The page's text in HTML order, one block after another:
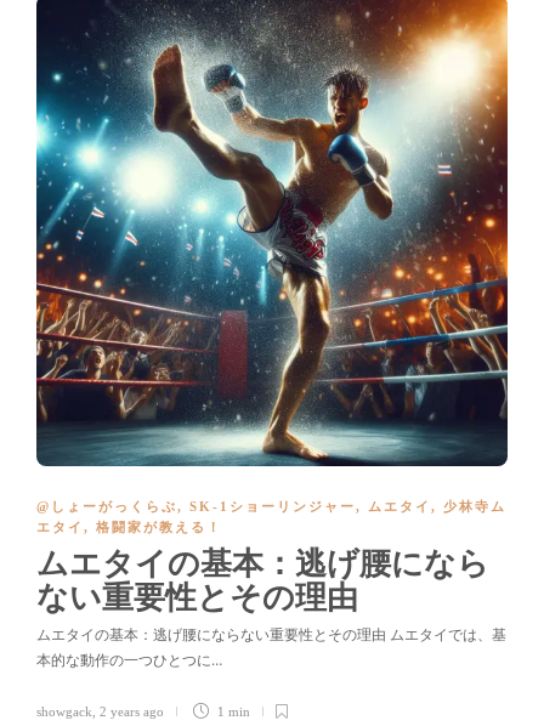
@しょーがっくらぶ, SK-1ショーリンジャー, ムエタイ , 少林寺ム
エタイ , 格闘家が教える！
ムエタイの基本：逃げ腰になら
ない重要性とその理由
ムエタイの基本：逃げ腰にならない重要性とその理由 ムエタイでは、基
本的な動作の一つひとつに…
showgack 2 years ago 1 min